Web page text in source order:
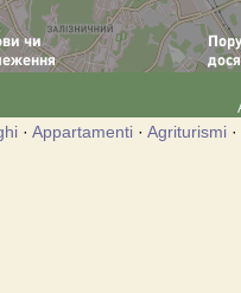
· Appartamenti · Agriturismi ·